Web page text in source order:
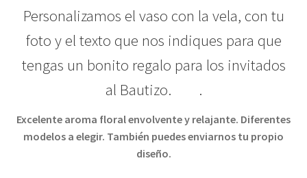
Personalizamos el vaso con la vela, con tu
foto y el texto que nos indiques para que
tengas un bonito regalo para los invitados
al Bautizo. .
Excelente aroma floral envolvente y relajante. Diferentes
modelos a elegir. También puedes enviarnos tu propio
diseño.